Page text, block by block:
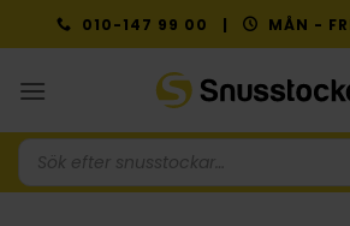
to
010-147 99 00 | MÅN -
Produktsökning